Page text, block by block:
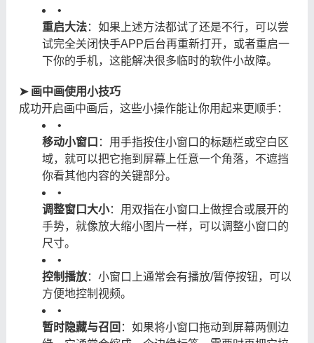
•
重启大法：如果上述方法都试了还是不行，可以尝
试完全关闭快手APP后台再重新打开，或者重启一
下你的手机，这能解决很多临时的软件小故障。
➤ 画中画使用小技巧
成功开启画中画后，这些小操作能让你用起来更顺手：
•
移动小窗口 ：用手指按住小窗口的标题栏或空白区
域，就可以把它拖到屏幕上任意一个角落，不遮挡
你看其他内容的关键部分。
•
调整窗口大小：用双指在小窗口上做捏合或展开的
手势，就像放大缩小图片一样，可以调整小窗口的
尺寸。
•
控制播放：小窗口上通常会有播放/暂停按钮，可以
方便地控制视频。
•
暂时隐藏与召回 ：如果将小窗口拖动到屏幕两侧边